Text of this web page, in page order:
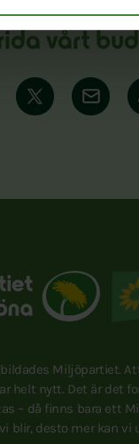
sida och
vårt
bildades Miljöpartiet.
helt nytt. Det är det
– då finns bara ett
blir, desto mer kan vi